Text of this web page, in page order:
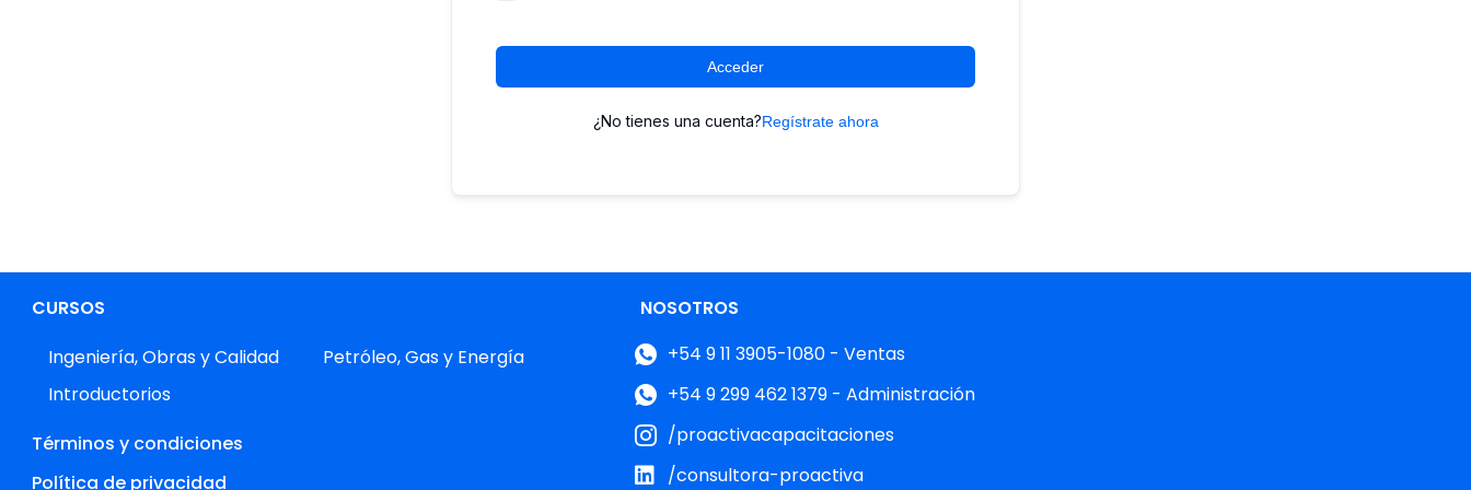
Acceder
¿No tienes una cuenta?Regístrate ahora
CURSOS
Ingeniería, Obras y Calidad
Petróleo, Gas y Energía
Introductorios
Términos y condiciones
Política de privacidad
NOSOTROS
+54 9 11 3905-1080 - Ventas
+54 9 299 462 1379 - Administración
/proactivacapacitaciones
/consultora-proactiva